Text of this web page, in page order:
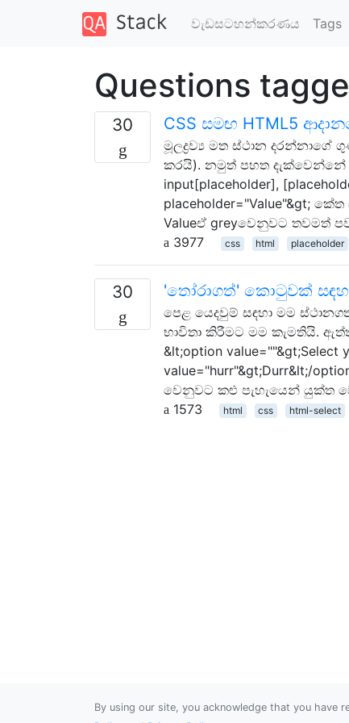
වැඩසටහන්කරණය Tags
Questions
30 CSS සමඟ HTML5
මූලද්‍රව්‍ය මත ස්ථාන දරන්නාගේ
කරයි). නමුත් පහත
input[placeholder],
placeholder="Value"&gt;
Valueඒ greyවෙනුවට තවමත්
3977
css html placeholder
30 'තෝරාගත්' කොටුවක්
පෙළ යෙදවුම් සඳහා මම
භාවිතා කිරීමට මම කැමතියි.
&lt;option value=""&gt;Select
value="hurr"&gt;Durr&lt;/
වෙනුවට කළු පැහැයෙන් යුක්ත
1573
html css html-select
By using our site, you acknowledge that you have